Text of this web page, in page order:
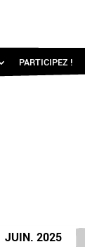
PARTICIPEZ !
JUIN. 2025